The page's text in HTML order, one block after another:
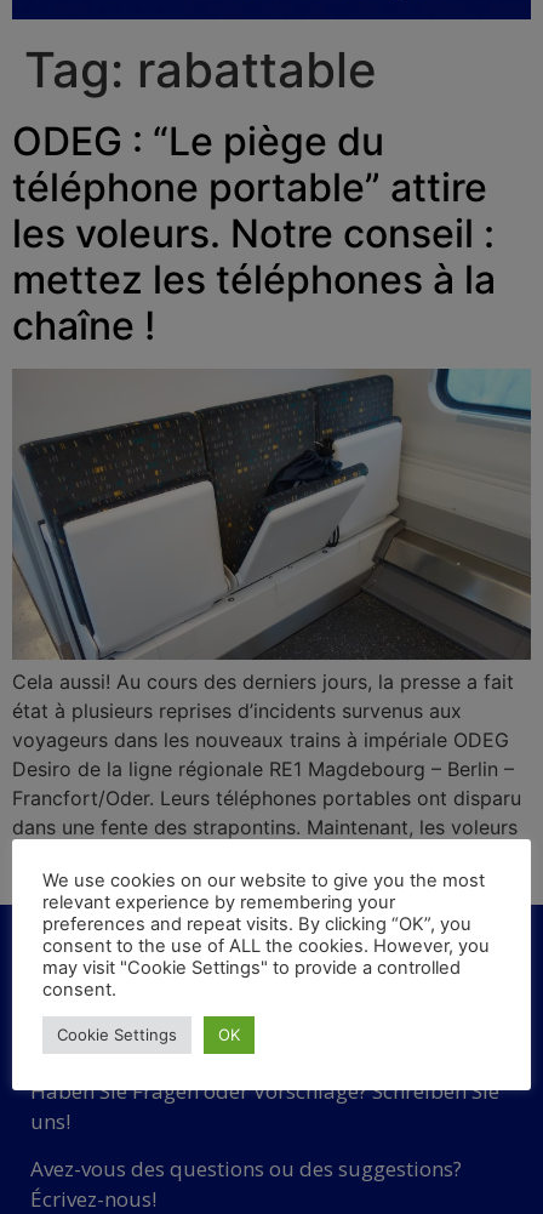
Tag: rabattable
ODEG : “Le piège du
téléphone portable” attire
les voleurs. Notre conseil :
mettez les téléphones à la
chaîne !
Cela aussi! Au cours des derniers jours, la presse a fait
état à plusieurs reprises d’incidents survenus aux
voyageurs dans les nouveaux trains à impériale ODEG
Desiro de la ligne régionale RE1 Magdebourg – Berlin –
Francfort/Oder. Leurs téléphones portables ont disparu
dans une fente des strapontins. Maintenant, les voleurs
vandalisme dans le train.
KONTAKT
Haben Sie Fragen oder Vorschläge? Schreiben Sie
uns!
Avez-vous des questions ou des suggestions?
Écrivez-nous!
We use cookies on our website to give you the most
relevant experience by remembering your
preferences and repeat visits. By clicking “OK”, you
consent to the use of ALL the cookies. However, you
may visit "Cookie Settings" to provide a controlled
consent.
Cookie Settings OK